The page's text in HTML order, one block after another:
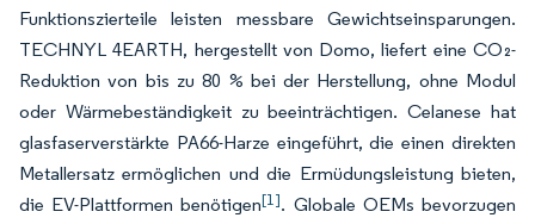
Funktionszierteile leisten messbare Gewichtseinsparungen.
TECHNYL 4EARTH, hergestellt von Domo, liefert eine CO₂-
Reduktion von bis zu 80 % bei der Herstellung, ohne Modul
oder Wärmebeständigkeit zu beeinträchtigen. Celanese hat
glasfaserverstärkte PA66-Harze eingeführt, die einen direkten
Metallersatz ermöglichen und die Ermüdungsleistung bieten,
die EV-Plattformen benötigen[1]. Globale OEMs bevorzugen